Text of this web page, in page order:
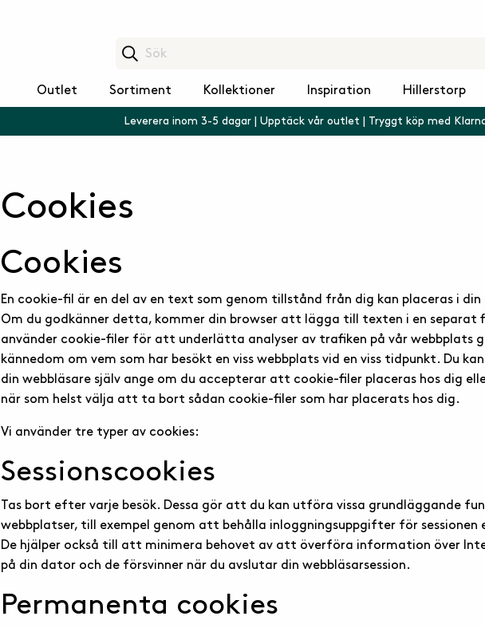
Outlet Sortiment Kollektioner Inspiration Hillerstorp
Leverera inom 3-5 dagar | Upptäck vår outlet | Tryggt köp med
Cookies
Cookies
En cookie-fil är en del av en text som genom tillstånd från dig kan placeras i
Om du godkänner detta, kommer din browser att lägga till texten i en separat
använder cookie-filer för att underlätta analyser av trafiken på vår webbplats
kännedom om vem som har besökt en viss webbplats vid en viss tidpunkt. Du
din webbläsare själv ange om du accepterar att cookie-filer placeras hos dig
när som helst välja att ta bort sådan cookie-filer som har placerats hos dig.
Vi använder tre typer av cookies:
Sessionscookies
Tas bort efter varje besök. Dessa gör att du kan utföra vissa grundläggande
webbplatser, till exempel genom att behålla inloggningsuppgifter för sessionen
De hjälper också till att minimera behovet av att överföra information över
på din dator och de försvinner när du avslutar din webbläsarsession.
Permanenta cookies